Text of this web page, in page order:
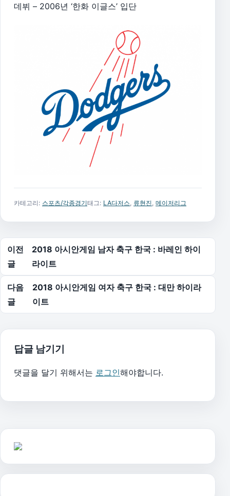
데뷔 – 2006년 ‘한화 이글스’ 입단
카테고리: 스포츠/각종경기태그: LA다저스, 류현진, 메이저리그
글 탐색
이전
글
2018 아시안게임 남자 축구 한국 : 바레인 하이
라이트
다음
글
2018 아시안게임 여자 축구 한국 : 대만 하이라
이트
답글 남기기
댓글을 달기 위해서는 로그인해야합니다.